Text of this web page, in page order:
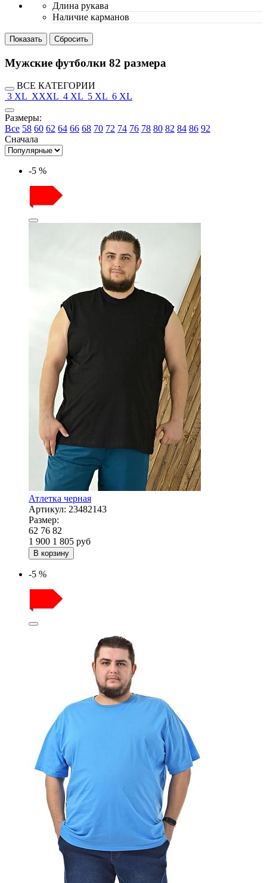
Длина рукава
Наличие карманов
Мужские футболки 82 размера
ВСЕ КАТЕГОРИИ
3 XL XXXL 4 XL 5 XL 6 XL
Размеры:
Все 58 60 62 64 66 68 70 72 74 76 78 80 82 84 86 92
Сначала
-5 %
Атлетка черная
Артикул: 23482143
Размер:
62 76 82
1 900 1 805 руб
В корзину
-5 %